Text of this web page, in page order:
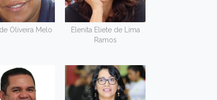
Oliveira Melo
Elenita Eliete de Lima
Ramos